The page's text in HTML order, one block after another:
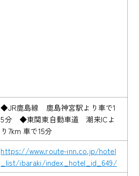
◆JR鹿島線 鹿島神宮駅より車で1
5分 ◆東関東自動車道 潮来ICよ
り7km 車で15分
https://www.route-inn.co.jp/hotel
_list/ibaraki/index_hotel_id_649/